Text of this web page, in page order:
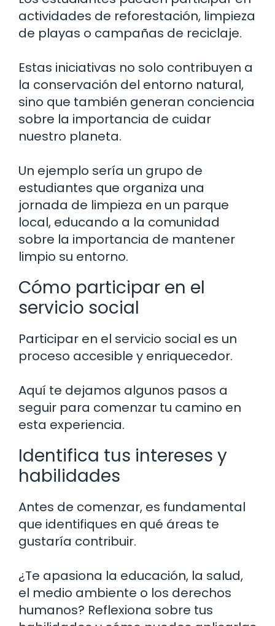
actividades de reforestación, limpieza
de playas o campañas de reciclaje.
Estas iniciativas no solo contribuyen a
la conservación del entorno natural,
sino que también generan conciencia
sobre la importancia de cuidar
nuestro planeta.
Un ejemplo sería un grupo de
estudiantes que organiza una
jornada de limpieza en un parque
local, educando a la comunidad
sobre la importancia de mantener
limpio su entorno.
Cómo participar en el
servicio social
Participar en el servicio social es un
proceso accesible y enriquecedor.
Aquí te dejamos algunos pasos a
seguir para comenzar tu camino en
esta experiencia.
Identifica tus intereses y
habilidades
Antes de comenzar, es fundamental
que identifiques en qué áreas te
gustaría contribuir.
¿Te apasiona la educación, la salud,
el medio ambiente o los derechos
humanos? Reflexiona sobre tus